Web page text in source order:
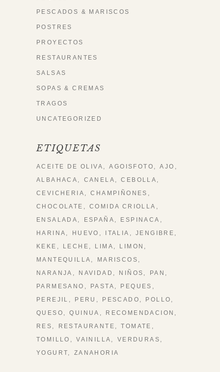
PESCADOS & MARISCOS
POSTRES
PROYECTOS
RESTAURANTES
SALSAS
SOPAS & CREMAS
TRAGOS
UNCATEGORIZED
ETIQUETAS
ACEITE DE OLIVA AGOISFOTO
AJO
ALBAHACA
CANELA
CEBOLLA
CEVICHERIA
CHAMPIÑONES
CHOCOLATE
COMIDA CRIOLLA
ENSALADA
ESPAÑA
ESPINACA
HARINA
HUEVO ITALIA
JENGIBRE
KEKE
LECHE LIMA
LIMON
MANTEQUILLA
MARISCOS
NARANJA
NAVIDAD NIÑOS
PAN
PARMESANO
PASTA
PEQUES
PEREJIL
PERU PESCADO
POLLO
QUESO
QUINUA
RECOMENDACION
RES
RESTAURANTE
TOMATE
TOMILLO
VAINILLA
VERDURAS
YOGURT
ZANAHORIA